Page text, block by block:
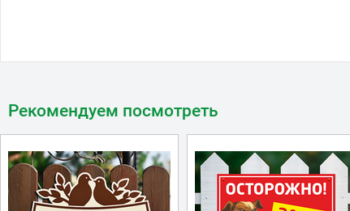
Рекомендуем посмотреть